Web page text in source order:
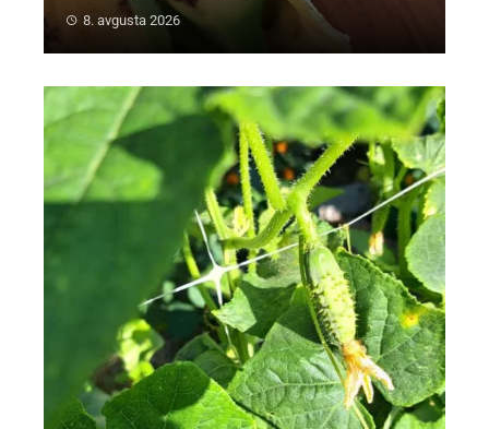
8. avgusta 2026